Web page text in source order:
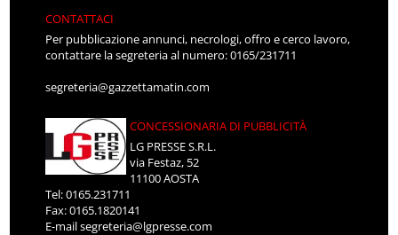
CONTATTACI
Per pubblicazione annunci, necrologi, offro e cerco lavoro,
contattare la segreteria al numero: 0165/231711
segreteria@gazzettamatin.com
CONCESSIONARIA DI PUBBLICITÀ
LG PRESSE S.R.L.
via Festaz, 52
11100 AOSTA
Tel: 0165.231711
Fax: 0165.1820141
E-mailsegreteria@lgpresse.com